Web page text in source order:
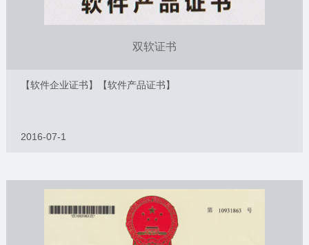
双软证书
【软件企业证书】【软件产品证书】
2016-07-1